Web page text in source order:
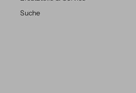
Suche